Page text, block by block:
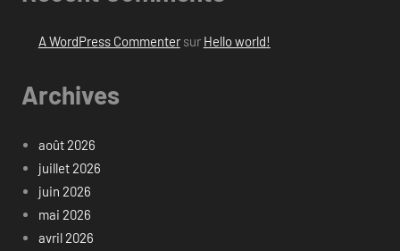
A WordPress Commentersur Hello world!
Archives
août 2026
juillet 2026
juin 2026
mai 2026
avril 2026